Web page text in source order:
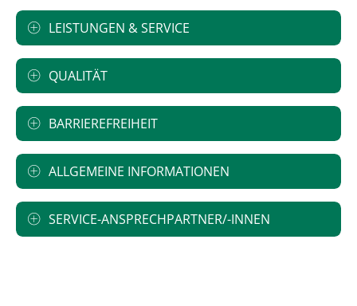
LEISTUNGEN & SERVICE
QUALITÄT
BARRIEREFREIHEIT
ALLGEMEINE INFORMATIONEN
SERVICE-ANSPRECHPARTNER/-INNEN